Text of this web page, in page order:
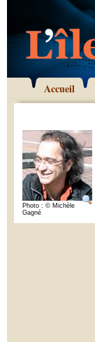
Accueil
Photo : © Michèle
Gagné